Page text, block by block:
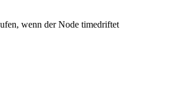
wenn der Node timedriftet